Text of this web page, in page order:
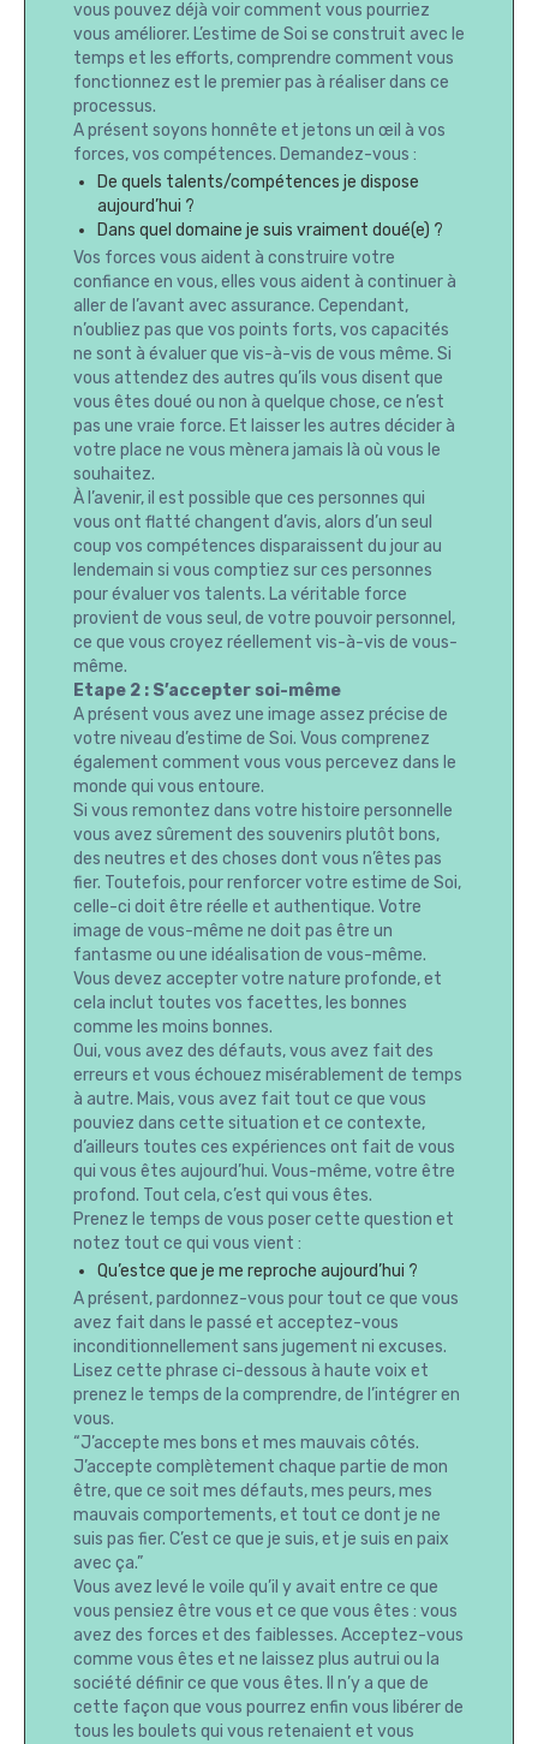
vous pouvez déjà voir comment vous pourriez
vous améliorer. L’estime de Soi se construit avec le
temps et les efforts, comprendre comment vous
fonctionnez est le premier pas à réaliser dans ce
processus.
A présent soyons honnête et jetons un œil à vos
forces, vos compétences. Demandez-vous :
De quels talents/compétences je dispose
aujourd’hui ?
Dans quel domaine je suis vraiment doué(e) ?
Vos forces vous aident à construire votre
confiance en vous, elles vous aident à continuer à
aller de l’avant avec assurance. Cependant,
n’oubliez pas que vos points forts, vos capacités
ne sont à évaluer que vis-à-vis de vous même. Si
vous attendez des autres qu’ils vous disent que
vous êtes doué ou non à quelque chose, ce n’est
pas une vraie force. Et laisser les autres décider à
votre place ne vous mènera jamais là où vous le
souhaitez.
À l’avenir, il est possible que ces personnes qui
vous ont flatté changent d’avis, alors d’un seul
coup vos compétences disparaissent du jour au
lendemain si vous comptiez sur ces personnes
pour évaluer vos talents. La véritable force
provient de vous seul, de votre pouvoir personnel,
ce que vous croyez réellement vis-à-vis de vous-
même.
Etape 2 : S’accepter soi-même
A présent vous avez une image assez précise de
votre niveau d’estime de Soi. Vous comprenez
également comment vous vous percevez dans le
monde qui vous entoure.
Si vous remontez dans votre histoire personnelle
vous avez sûrement des souvenirs plutôt bons,
des neutres et des choses dont vous n’êtes pas
fier. Toutefois, pour renforcer votre estime de Soi,
celle-ci doit être réelle et authentique. Votre
image de vous-même ne doit pas être un
fantasme ou une idéalisation de vous-même.
Vous devez accepter votre nature profonde, et
cela inclut toutes vos facettes, les bonnes
comme les moins bonnes.
Oui, vous avez des défauts, vous avez fait des
erreurs et vous échouez misérablement de temps
à autre. Mais, vous avez fait tout ce que vous
pouviez dans cette situation et ce contexte,
d’ailleurs toutes ces expériences ont fait de vous
qui vous êtes aujourd’hui. Vous-même, votre être
profond. Tout cela, c’est qui vous êtes.
Prenez le temps de vous poser cette question et
notez tout ce qui vous vient :
Qu’estce que je me reproche aujourd’hui ?
A présent, pardonnez-vous pour tout ce que vous
avez fait dans le passé et acceptez-vous
inconditionnellement sans jugement ni excuses.
Lisez cette phrase ci-dessous à haute voix et
prenez le temps de la comprendre, de l’intégrer en
vous.
“J’accepte mes bons et mes mauvais côtés.
J’accepte complètement chaque partie de mon
être, que ce soit mes défauts, mes peurs, mes
mauvais comportements, et tout ce dont je ne
suis pas fier. C’est ce que je suis, et je suis en paix
avec ça.”
Vous avez levé le voile qu’il y avait entre ce que
vous pensiez être vous et ce que vous êtes : vous
avez des forces et des faiblesses. Acceptez-vous
comme vous êtes et ne laissez plus autrui ou la
société définir ce que vous êtes. Il n’y a que de
cette façon que vous pourrez enfin vous libérer de
tous les boulets qui vous retenaient et vous